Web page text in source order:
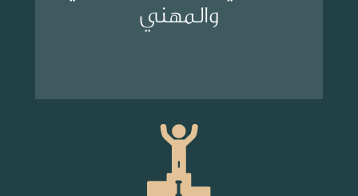
والمهني